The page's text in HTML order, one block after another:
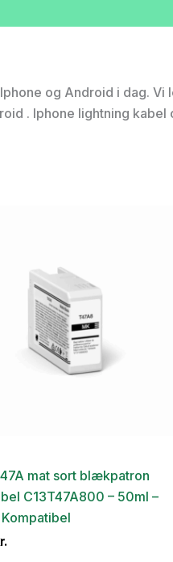
og Android i dag.
. Iphone lightning kabel
mat sort blækpatron
C13T47A800 – 50ml –
Kompatibel